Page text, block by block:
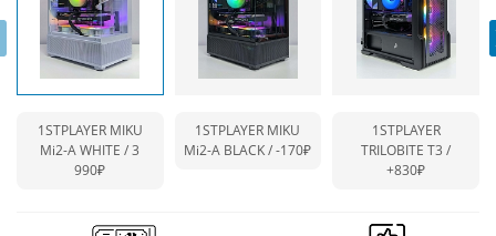
1STPLAYER MIKU
Mi2-A WHITE / 3
990₽
1STPLAYER MIKU
Mi2-A BLACK /-170₽
1STPLAYER
TRILOBITE T3 /
+830₽